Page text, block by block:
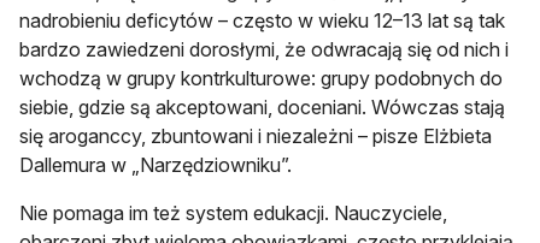
nadrobieniu deficytów – często w wieku 12–13 lat są tak
bardzo zawiedzeni dorosłymi, że odwracają się od nich i
wchodzą w grupy kontrkulturowe: grupy podobnych do
siebie, gdzie są akceptowani, doceniani. Wówczas stają
się aroganccy, zbuntowani i niezależni – pisze Elżbieta
Dallemura w „Narzędziowniku”.
Nie pomaga im też system edukacji. Nauczyciele,